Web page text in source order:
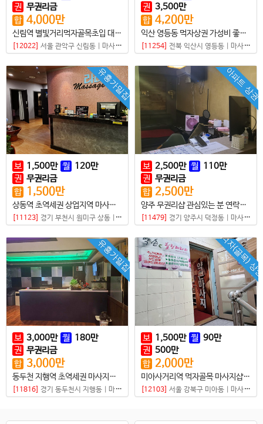
권 무권리금
합 4,000만
신림역 별빛거리먹자골목초입 대로변 로드샵매매
[12022] 서울 관악구 신림동 마사지샵
권 3,500만
합 4,200만
익산 영등동 먹자상권 가성비 좋은 샵매매
[11254] 전북 익산시 영등동 마사지샵
유흥가밀집
보 1,500만 월 120만
권 무권리금
합 1,500만
상동역 초역세권 상업지역 마사지샵 매물
[11123] 경기 부천시 원미구 상동 마사지샵
아파트 상권
보 2,500만 월 110만
권 무권리금
합 2,500만
양주 무권리샵 관심있는 분 연락주세요
[11479] 경기 양주시 덕정동 마사지샵
유흥가밀집
보 3,000만 월 180만
권 무권리금
합 3,000만
동두천 지행역 초역세권 마사지샵 급매
[11816] 경기 동두천시 지행동 마사지샵
먹자(골목)
보 1,500만 월 90만
권 500만
합 2,000만
미아사거리역 먹자골목 마사지샵매매
[12103] 서울 강북구 미아동 마사지샵